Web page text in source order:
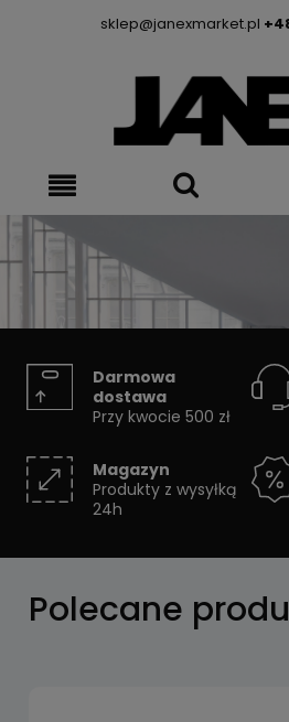
sklep@janexmarket.pl
Skorzystaj z
Darmowa
dostawa
Przy kwocie 500 zł
Magazyn
Produkty z wysyłką
24h
Polecane